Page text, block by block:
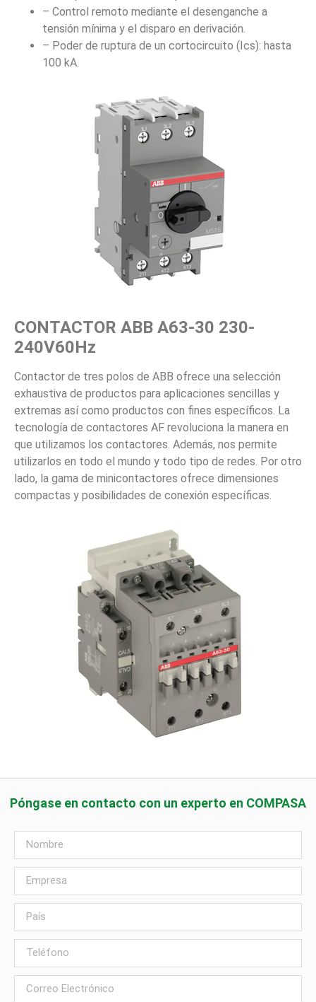
– Control remoto mediante el desenganche a
tensión mínima y el disparo en derivación.
– Poder de ruptura de un cortocircuito (Ics): hasta
100 kA.
CONTACTOR ABB A63-30 230-
240V60Hz
Contactor de tres polos de ABB ofrece una selección
exhaustiva de productos para aplicaciones sencillas y
extremas así como productos con fines específicos. La
tecnología de contactores AF revoluciona la manera en
que utilizamos los contactores. Además, nos permite
utilizarlos en todo el mundo y todo tipo de redes. Por otro
lado, la gama de minicontactores ofrece dimensiones
compactas y posibilidades de conexión específicas.
Póngase en contacto con un experto en COMPASA